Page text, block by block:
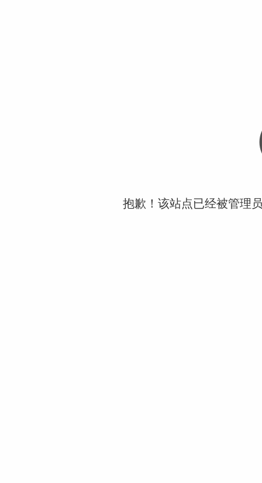
抱歉！该站点已经被管理